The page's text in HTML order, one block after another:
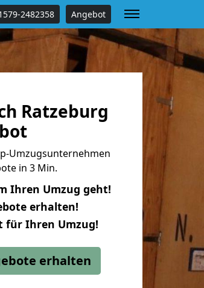
2482358 Angebot
Ratzeburg
Umzugsunternehmen
in 3 Min.
Ihren Umzug geht!
erhalten!
für Ihren Umzug!
erhalten